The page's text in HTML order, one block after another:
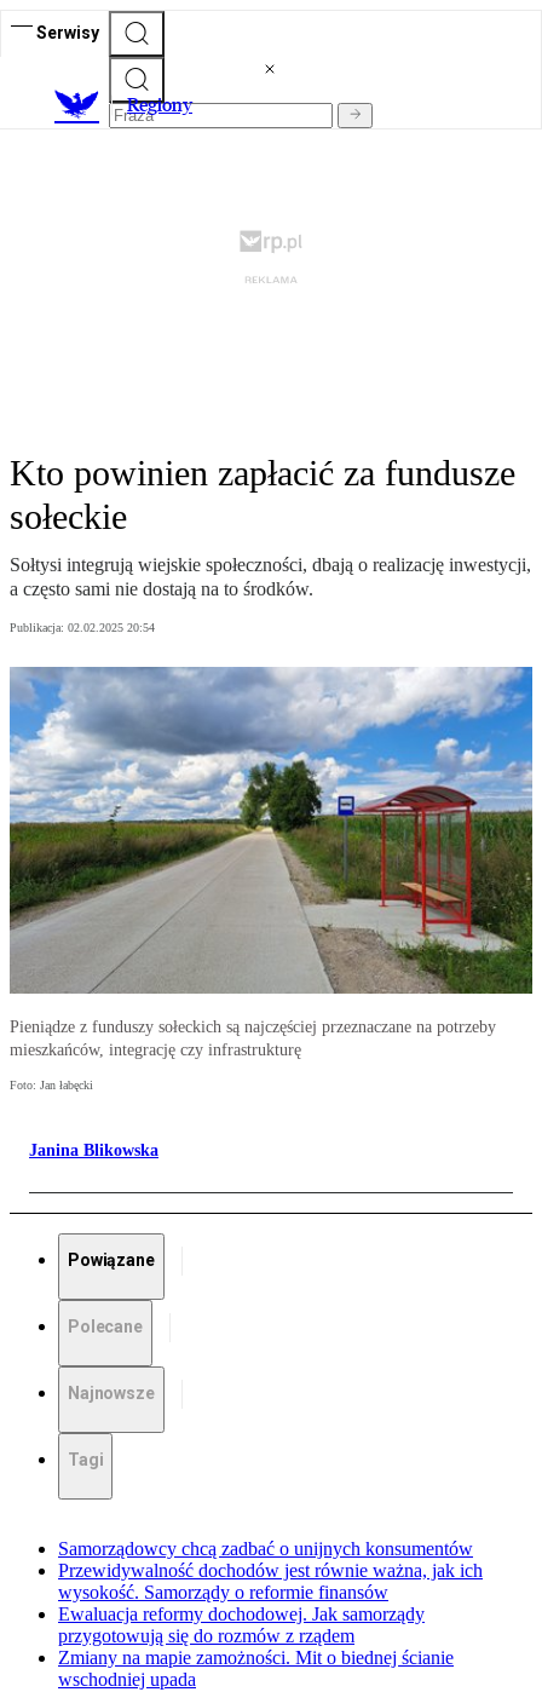
Serwisy
Regiony
Kto powinien zapłacić za fundusze
sołeckie
Sołtysi integrują wiejskie społeczności, dbają o realizację inwestycji,
a często sami nie dostają na to środków.
Publikacja: 02.02.2025 20:54
Pieniądze z funduszy sołeckich są najczęściej przeznaczane na potrzeby
mieszkańców, integrację czy infrastrukturę
Foto: Jan łabęcki
Janina Blikowska
Powiązane
Polecane
Najnowsze
Tagi
Samorządowcy chcą zadbać o unijnych konsumentów
Przewidywalność dochodów jest równie ważna, jak ich
wysokość. Samorządy o reformie finansów
Ewaluacja reformy dochodowej. Jak samorządy
przygotowują się do rozmów z rządem
Zmiany na mapie zamożności. Mit o biednej ścianie
wschodniej upada